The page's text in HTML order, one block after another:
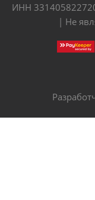
ИНН
| Не